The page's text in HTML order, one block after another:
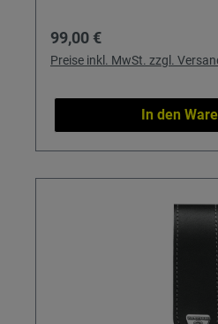
Regulärer Preis:
99,00 €
Preise inkl. MwSt. zzgl.
In den